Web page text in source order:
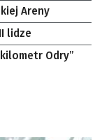
Areny
lidze
Odry”